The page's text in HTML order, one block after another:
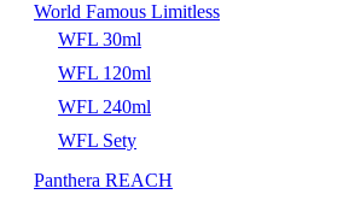
World Famous Limitless
WFL 30ml
WFL 120ml
WFL 240ml
WFL Sety
Panthera REACH